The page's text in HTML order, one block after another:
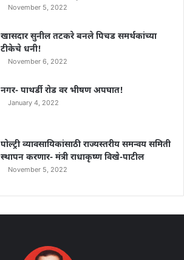
November 5, 2022
खासदार सुनील तटकरे बनले पिचड समर्थकांच्या
टीकेचे धनी!
November 6, 2022
नगर- पाथर्डी रोड वर भीषण अपघात!
January 4, 2022
पोल्ट्री व्यावसायिकांसाठी राज्यस्तरीय समन्वय समिती
स्थापन करणार- मंत्री राधाकृष्ण विखे-पाटील
November 5, 2022